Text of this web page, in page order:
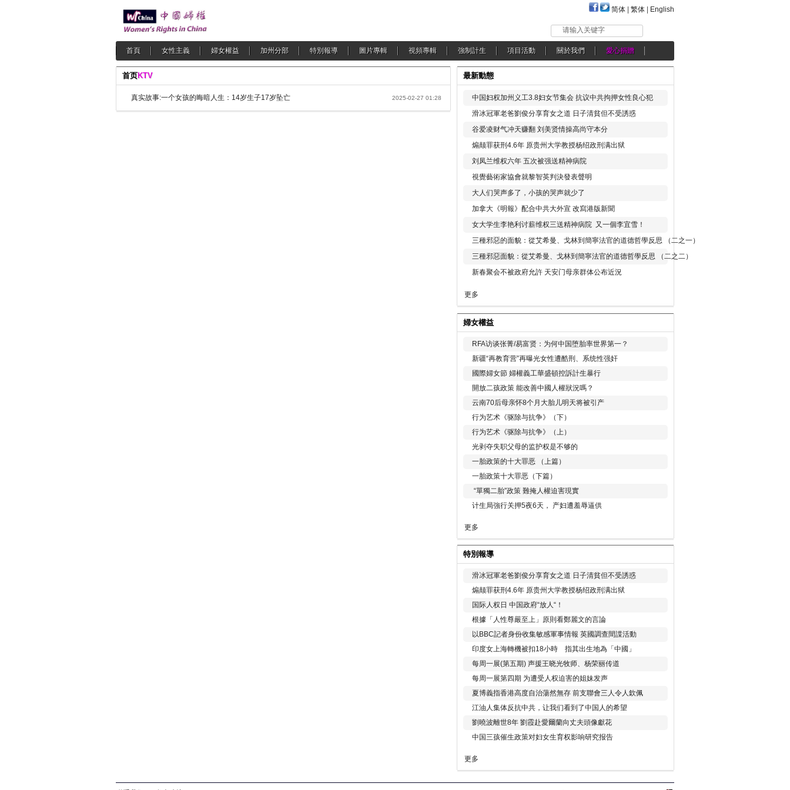
简体 繁体 English
请输入关键字
首頁 女性主義 婦女權益 加州分部 特別報導 圖片專輯 視頻專輯 強制計生 項目活動 關於我們 愛心捐贈
首页KTV
真实故事:一个女孩的晦暗人生：14岁生子17岁坠亡 2025-02-27 01:28
最新動態
中国妇权加州义工3.8妇女节集会 抗议中共拘押女性良心犯
滑冰冠軍老爸劉俊分享育女之道 日子清貧但不受誘惑
谷爱凌财气冲天赚翻 刘美贤情操高尚守本分
煽颠罪获刑4.6年 原贵州大学教授杨绍政刑满出狱
刘凤兰维权六年 五次被强送精神病院
視覺藝術家協會就黎智英判決發表聲明
大人们哭声多了，小孩的哭声就少了
加拿大《明報》配合中共大外宣 改寫港版新聞
女大学生李艳利讨薪维权三送精神病院 又一個李宜雪！
三種邪惡的面貌：從艾希曼、戈林到簡寧法官的道德哲學反思 （二之一）
三種邪惡面貌：從艾希曼、戈林到簡寧法官的道德哲學反思 （二之二）
新春聚会不被政府允許 天安门母亲群体公布近況
更多
婦女權益
RFA访谈张菁/易富贤：为何中国堕胎率世界第一？
新疆“再教育营”再曝光女性遭酷刑、系统性强奸
國際婦女節 婦權義工華盛頓控訴計生暴行
開放二孩政策 能改善中國人權狀況嗎？
云南70后母亲怀8个月大胎儿明天将被引产
行为艺术《驱除与抗争》（下）
行为艺术《驱除与抗争》（上）
光剥夺失职父母的监护权是不够的
一胎政策的十大罪恶 （上篇）
一胎政策十大罪恶（下篇）
“單獨二胎”政策 難掩人權迫害現實
计生局強行关押5夜6天， 产妇遭羞辱逼供
更多
特別報導
滑冰冠軍老爸劉俊分享育女之道 日子清貧但不受誘惑
煽颠罪获刑4.6年 原贵州大学教授杨绍政刑满出狱
国际人权日 中国政府“放人“！
根據「人性尊嚴至上」原則看鄭麗文的言論
以BBC記者身份收集敏感軍事情報 英國調查間諜活動
印度女上海轉機被扣18小時 指其出生地為「中國」
每周一展(第五期) 声援王晓光牧师、杨荣丽传道
每周一展第四期 为遭受人权迫害的姐妹发声
夏博義指香港高度自治蕩然無存 前支聯會三人令人欽佩
江油人集体反抗中共，让我们看到了中国人的希望
劉曉波離世8年 劉霞赴愛爾蘭向丈夫頭像獻花
中国三孩催生政策对妇女生育权影响研究报告
更多